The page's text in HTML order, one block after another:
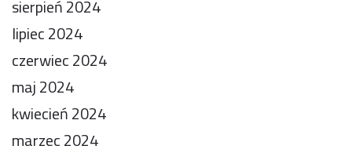
sierpień 2024
lipiec 2024
czerwiec 2024
maj 2024
kwiecień 2024
marzec 2024